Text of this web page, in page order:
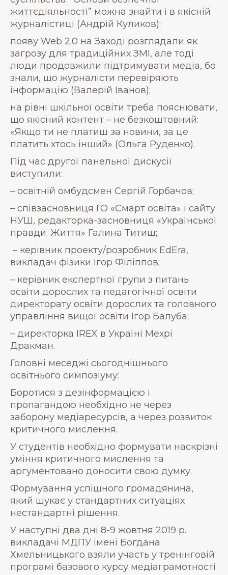
життєдіяльності” можна знайти і в якісній
журналістиці (Андрій Куликов);
появу Web 2.0 на Заході розглядали як
загрозу для традиційних ЗМІ, але тоді
люди продовжили підтримувати медіа, бо
знали, що журналісти перевіряють
інформацію (Валерій Іванов);
на рівні шкільної освіти треба пояснювати,
що якісний контент – не безкоштовний:
«Якщо ти не платиш за новини, за це
платить хтось інший» (Ольга Руденко).
Під час другої панельної дискусії
виступили:
– освітній омбудсмен Сергій Горбачов;
– співзасновниця ГО «Смарт освіта» і сайту
НУШ, редакторка-засновниця «Української
правди. Життя» Галина Титиш;
– керівник проекту/розробник EdEra,
викладач фізики Ігор Філіппов;
– керівник експертної групи з питань
освіти дорослих та педагогічної освіти
директорату освіти дорослих та головного
управління вищої освіти Ігор Балуба;
– директорка IREX в Україні Мехрі
Дракман.
Головні меседжі сьогоднішнього
освітнього симпозіуму:
Боротися з дезінформацією і
пропагандою необхідно не через
заборону медіаресурсів, а через розвиток
критичного мислення.
У студентів необхідно формувати наскрізні
уміння критичного мислення та
аргументовано доносити свою думку.
Формування успішного громадянина,
який шукає у стандартних ситуаціях
нестандартні рішення.
У наступні два дні 8-9 жовтня 2019 р.
викладачі МДПУ імені Богдана
Хмельницького взяли участь у тренінговій
програмі базового курсу медіаграмотності